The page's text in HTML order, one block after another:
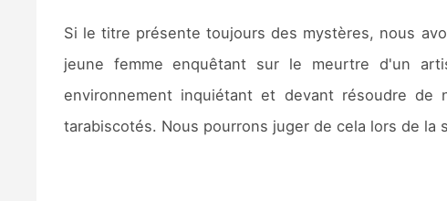
Si le titre présente toujours des mystères, nous
jeune femme enquêtant sur le meurtre d'un
environnement inquiétant et devant résoudre de
tarabiscotés. Nous pourrons juger de cela lors de la